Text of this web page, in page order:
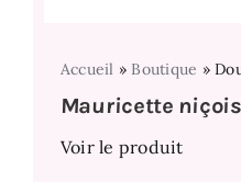
Accueil » Boutique »
Mauricette
Voir le produit